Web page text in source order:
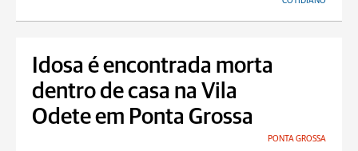
Idosa é encontrada morta
dentro de casa na Vila
Odete em Ponta Grossa
PONTA GROSSA